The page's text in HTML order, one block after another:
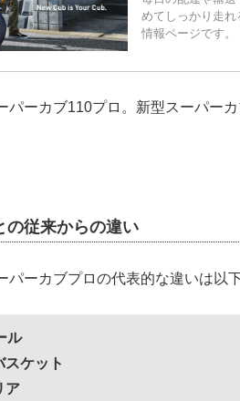
めてしっかり走
情報ページです。
パーカブ110プロ。新型スーパー
の従来からの違い
パーカブプロの代表的な違いは以下
ル
スケット
ア